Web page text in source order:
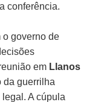
conferência.
o governo de
em Llanos
da guerrilha
A cúpula